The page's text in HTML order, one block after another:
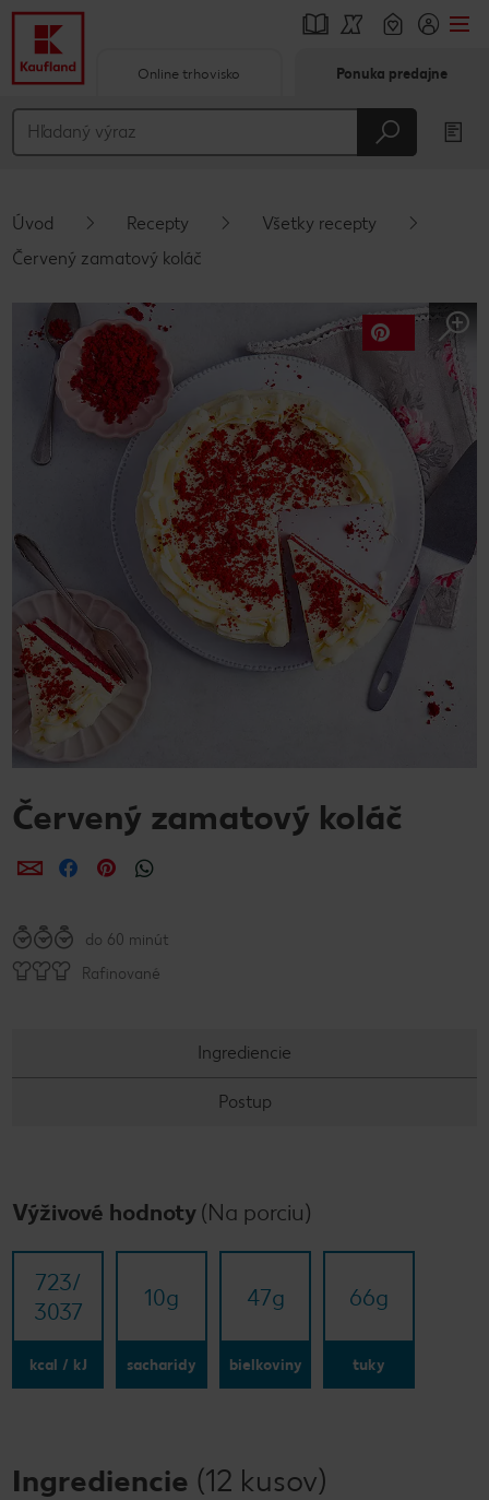
Hlavný obsah
Vyskakovací bočný panel
Online trhovisko Ponuka predajne
Úvod Recepty
Všetky recepty
Červený zamatový koláč
Červený zamatový koláč
ZdieľaťZdieľaťZdieľať
do 60 minút
Rafinované
Ingrediencie
Postup
Výživové hodnoty (Na porciu)
723/​
3037
kcal / kJ
10g
sacharidy
47g
bielkoviny
66g
tuky
Ingrediencie (12 kusov)